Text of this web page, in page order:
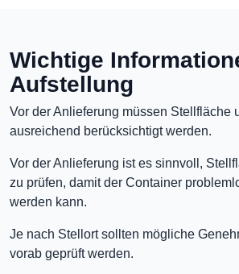
Wichtige
Aufstellung
Vor der Anlieferung müssen Stellfläche
ausreichend berücksichtigt werden.
Vor der Anlieferung ist es sinnvoll,
zu prüfen, damit der Container
werden kann.
Je nach Stellort sollten mögliche
vorab geprüft werden.